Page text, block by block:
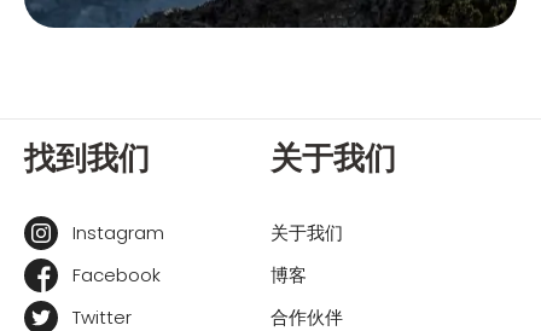
找到我们
Instagram
Facebook
Twitter
关于我们
关于我们
博客
合作伙伴